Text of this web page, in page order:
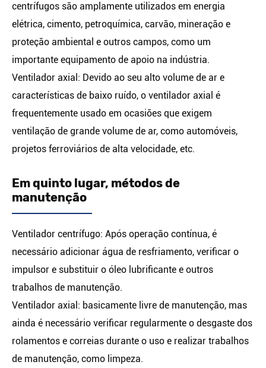
centrífugos são amplamente utilizados em energia
elétrica, cimento, petroquímica, carvão, mineração e
proteção ambiental e outros campos, como um
importante equipamento de apoio na indústria.
Ventilador axial: Devido ao seu alto volume de ar e
características de baixo ruído, o ventilador axial é
frequentemente usado em ocasiões que exigem
ventilação de grande volume de ar, como automóveis,
projetos ferroviários de alta velocidade, etc.
Em quinto lugar, métodos de
manutenção
Ventilador centrífugo: Após operação contínua, é
necessário adicionar água de resfriamento, verificar o
impulsor e substituir o óleo lubrificante e outros
trabalhos de manutenção.
Ventilador axial: basicamente livre de manutenção, mas
ainda é necessário verificar regularmente o desgaste dos
rolamentos e correias durante o uso e realizar trabalhos
de manutenção, como limpeza.